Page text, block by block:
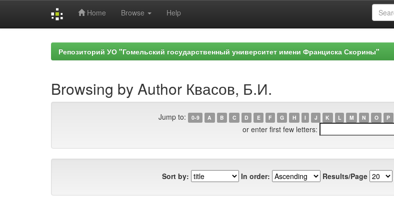
Home Browse Help
Репозиторий УО "Гомельский государственный университет имени Франциска Скорины"
Browsing by Author Квасов, Б.И.
Jump to: 0-9 A B C D E F G H I J K L M N O P
or enter first few letters:
Sort by: In order: Results/Page